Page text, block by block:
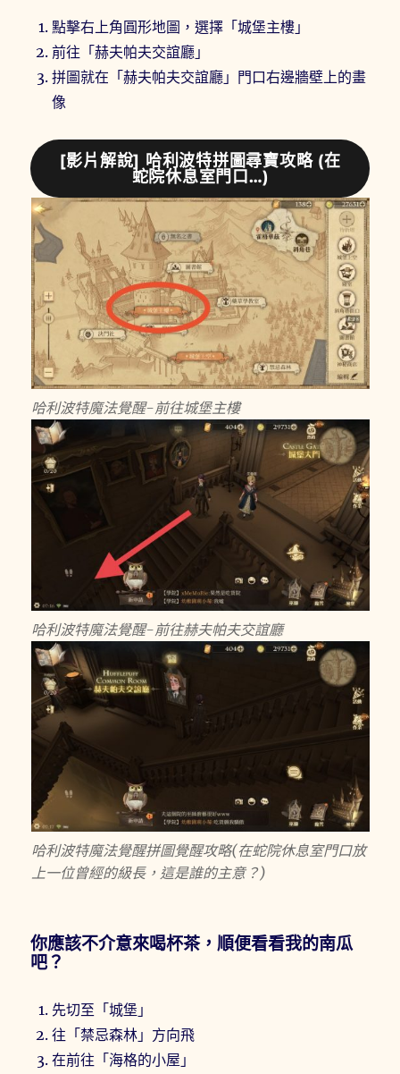
點擊右上角圓形地圖，選擇「城堡主樓」
前往「赫夫帕夫交誼廳」
拼圖就在「赫夫帕夫交誼廳」門口右邊牆壁上的畫
像
[影片解說] 哈利波特拼圖尋寶攻略 (在
蛇院休息室門口…)
哈利波特魔法覺醒-前往城堡主樓
哈利波特魔法覺醒-前往赫夫帕夫交誼廳
哈利波特魔法覺醒拼圖覺醒攻略(在蛇院休息室門口放
上一位曾經的級長，這是誰的主意？)
你應該不介意來喝杯茶，順便看看我的南瓜
吧？
先切至「城堡」
往「禁忌森林」方向飛
在前往「海格的小屋」